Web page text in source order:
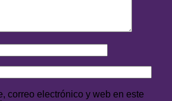
correo electrónico y web en este